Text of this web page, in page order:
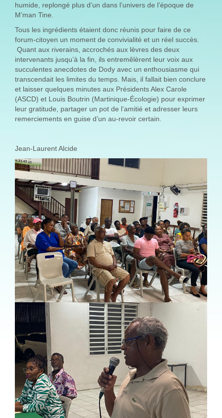
humide, replongé plus d’un dans l’univers de l’époque de
M’man Tine.
Tous les ingrédients étaient donc réunis pour faire de ce
forum-citoyen un moment de convivialité et un réel succès.
Quant aux riverains, accrochés aux lèvres des deux
intervenants jusqu’à la fin, ils entremêlèrent leur voix aux
succulentes anecdotes de Dody avec un enthousiasme qui
transcendait les limites du temps. Mais, il fallait bien conclure
et laisser quelques minutes aux Présidents Alex Carole
(ASCD) et Louis Boutrin (Martinique-Écologie) pour exprimer
leur gratitude, partager un pot de l’amitié et adresser leurs
remerciements en guise d’un au-revoir certain.
Jean-Laurent Alcide